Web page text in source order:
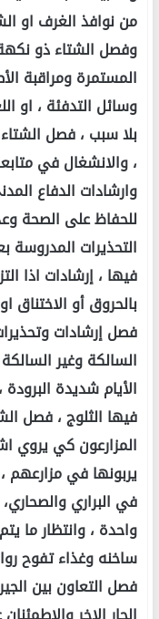
من نوافذ الغرف او
وفصل الشتاء ذو
المستمرة ومراقبة
وسائل التدفئة ، او
بلا سبب ، فصل
، والانشغال في
وارشادات الدفاع
للحفاظ على الصحة
التحذيرات المدروسة
فيها ، إرشادات اذا
بالحروق أو الاختناق
فصل إرشادات
السالكة وغير
الأيام شديدة
فيها الثلوج ، فصل
المزارعون كي يروي
يربونها في مزارعهم
في البراري
واحدة ، وانتظار ما
ساخنه وغذاء تفوح
فصل التعاون بين